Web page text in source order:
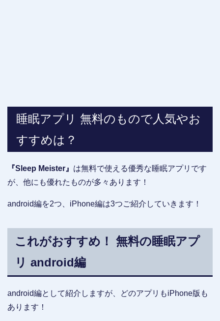
睡眠アプリ 無料のもので人気やお
すすめは？
『Sleep Meister』 は無料で使える優秀な睡眠アプリです
が、他にも優れたものが多々あります！
android編を2つ、iPhone編は3つご紹介していきます！
これがおすすめ！ 無料の睡眠アプ
リ android編
android編として紹介しますが、どのアプリもiPhone版も
あります！